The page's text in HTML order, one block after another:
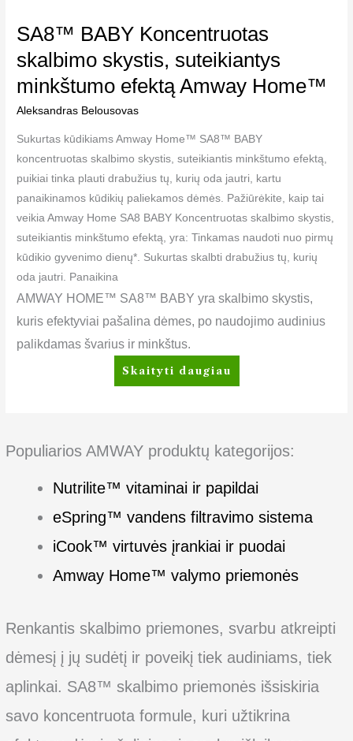
SA8™ BABY Koncentruotas
skalbimo skystis, suteikiantys
minkštumo efektą Amway Home™
Aleksandras Belousovas
Sukurtas kūdikiams Amway Home™ SA8™ BABY
koncentruotas skalbimo skystis, suteikiantis minkštumo efektą,
puikiai tinka plauti drabužius tų, kurių oda jautri, kartu
panaikinamos kūdikių paliekamos dėmės. Pažiūrėkite, kaip tai
veikia Amway Home SA8 BABY Koncentruotas skalbimo skystis,
suteikiantis minkštumo efektą, yra: Tinkamas naudoti nuo pirmų
kūdikio gyvenimo dienų*. Sukurtas skalbti drabužius tų, kurių
oda jautri. Panaikina
AMWAY HOME™ SA8™ BABY yra skalbimo skystis,
kuris efektyviai pašalina dėmes, po naudojimo audinius
palikdamas švarius ir minkštus.
Skaityti daugiau
Populiarios AMWAY produktų kategorijos:
Nutrilite™ vitaminai ir papildai
eSpring™ vandens filtravimo sistema
iCook™ virtuvės įrankiai ir puodai
Amway Home™ valymo priemonės
Renkantis skalbimo priemones, svarbu atkreipti
dėmesį į jų sudėtį ir poveikį tiek audiniams, tiek
aplinkai. SA8™ skalbimo priemonės išsiskiria
savo koncentruota formule, kuri užtikrina